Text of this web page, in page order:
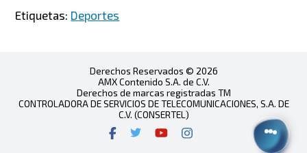
Etiquetas: Deportes
Derechos Reservados © 2026
AMX Contenido S.A. de C.V.
Derechos de marcas registradas TM
CONTROLADORA DE SERVICIOS DE TELECOMUNICACIONES, S.A. DE
C.V. (CONSERTEL)